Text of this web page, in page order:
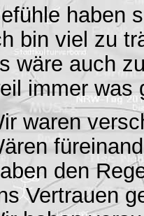
haben
bin viel zu
wäre auch
immer was
waren
den
Vertrauen